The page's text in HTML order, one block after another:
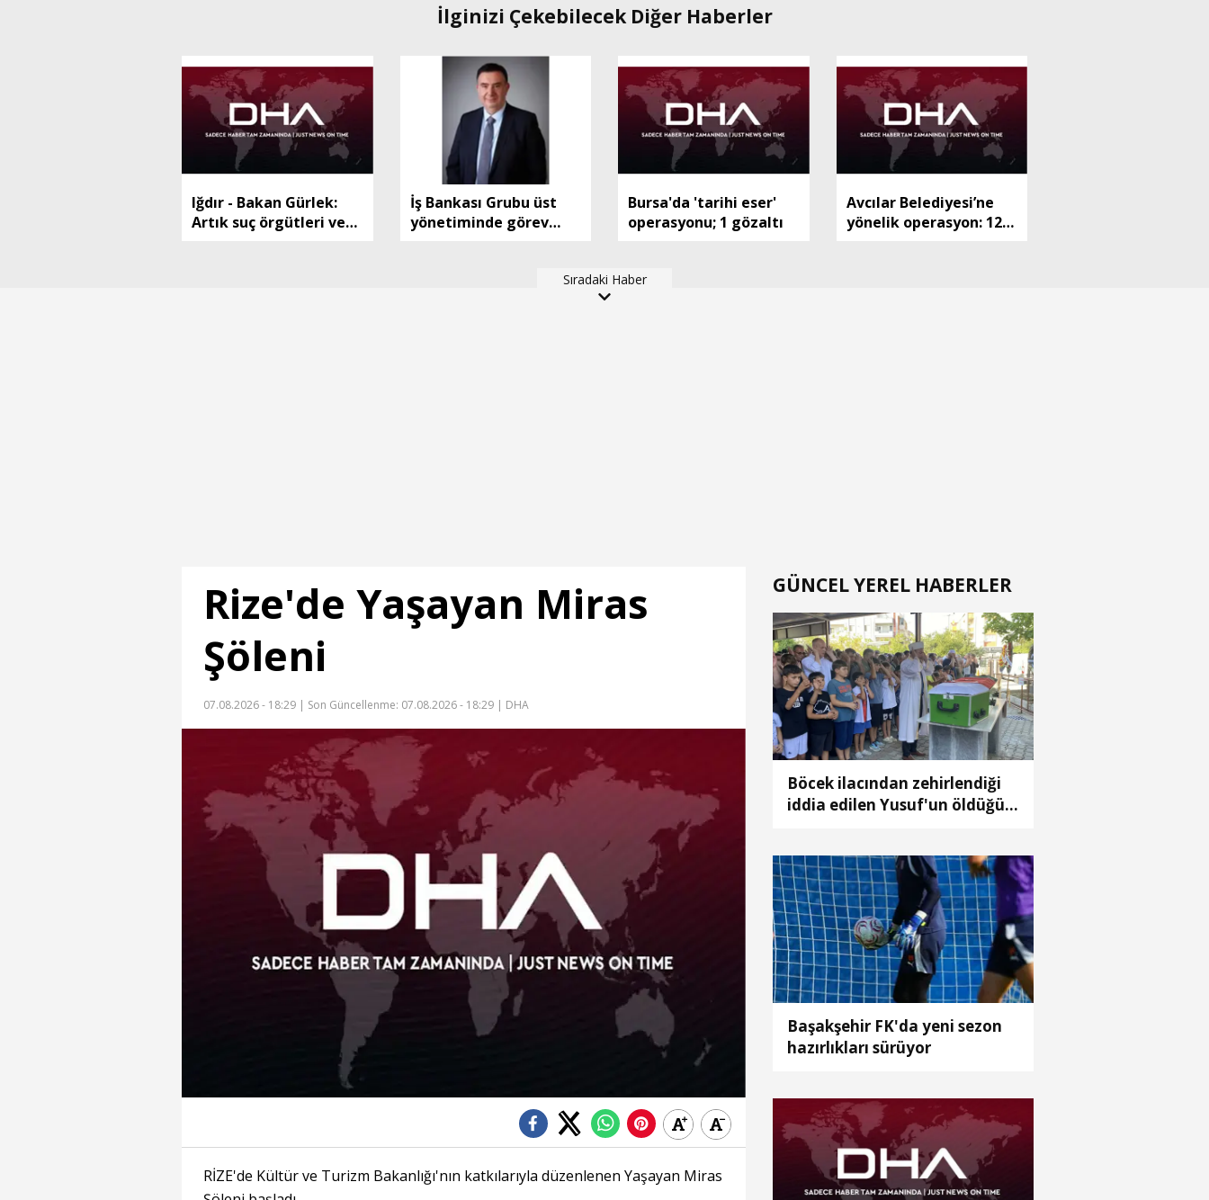
İlginizi Çekebilecek Diğer Haberler
Iğdır - Bakan Gürlek:
Artık suç örgütleri ve
İş Bankası Grubu üst
yönetiminde görev
Bursa'da 'tarihi eser'
operasyonu; 1 gözaltı
Avcılar Belediyesi’ne
yönelik operasyon: 12
Sıradaki Haber
Rize'de Yaşayan Miras
Şöleni
07.08.2026 - 18:29 | Son Güncellenme: 07.08.2026 - 18:29 | DHA
RİZE'de Kültür ve Turizm Bakanlığı'nın katkılarıyla düzenlenen Yaşayan Miras
GÜNCEL YEREL HABERLER
Böcek ilacından zehirlendiği
iddia edilen Yusuf'un öldüğü
Başakşehir FK'da yeni sezon
hazırlıkları sürüyor